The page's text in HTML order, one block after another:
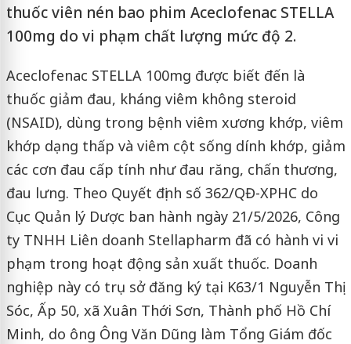
thuốc viên nén bao phim Aceclofenac STELLA
100mg do vi phạm chất lượng mức độ 2.
Aceclofenac STELLA 100mg được biết đến là
thuốc giảm đau, kháng viêm không steroid
(NSAID), dùng trong bệnh viêm xương khớp, viêm
khớp dạng thấp và viêm cột sống dính khớp, giảm
các cơn đau cấp tính như đau răng, chấn thương,
đau lưng. Theo Quyết định số 362/QĐ-XPHC do
Cục Quản lý Dược ban hành ngày 21/5/2026, Công
ty TNHH Liên doanh Stellapharm đã có hành vi vi
phạm trong hoạt động sản xuất thuốc. Doanh
nghiệp này có trụ sở đăng ký tại K63/1 Nguyễn Thị
Sóc, Ấp 50, xã Xuân Thới Sơn, Thành phố Hồ Chí
Minh, do ông Ông Văn Dũng làm Tổng Giám đốc